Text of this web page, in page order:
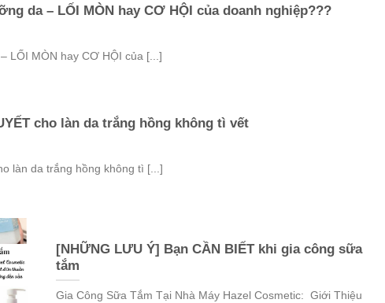
da – LỐI MÒN hay CƠ HỘI của doanh nghiệp???
LỐI MÒN hay CƠ HỘI của [...]
cho làn da trắng hồng không tì vết
làn da trắng hồng không tì [...]
[NHỮNG LƯU Ý] Bạn CẦN BIẾT khi gia công sữa
tắm
Gia Công Sữa Tắm Tại Nhà Máy Hazel Cosmetic: Giới Thiệu